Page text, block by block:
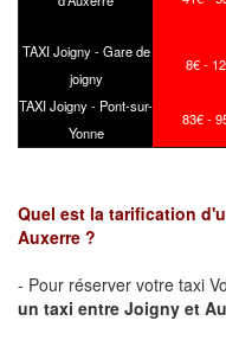
TAXI Joigny - Gare de
joigny
8€ -
TAXI Joigny - Pont-sur-
Yonne
83€ -
Quel est la tarification
Auxerre ?
- Pour réserver votre taxi
un taxi entre Joigny et